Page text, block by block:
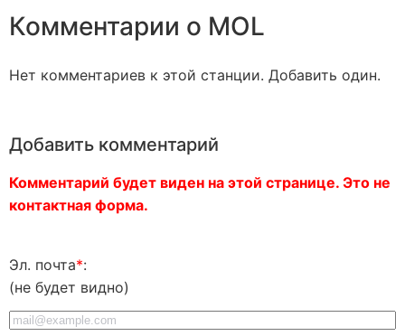
Комментарии о MOL
Нет комментариев к этой станции. Добавить один.
Добавить комментарий
Комментарий будет виден на этой странице. Это не
контактная форма.
Эл. почта*:
(не будет видно)